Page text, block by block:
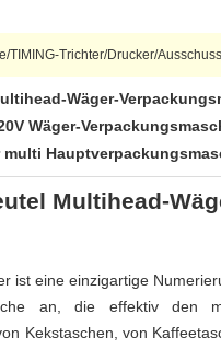
TIMING-Trichter/Drucker/
Wäger-
Wäger-
multi
Multihead-
ist eine einzigartige
an, die effektiv den
Kekstaschen, von